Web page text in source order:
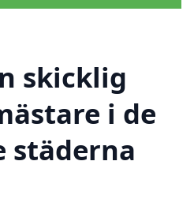
skicklig
i de
städerna